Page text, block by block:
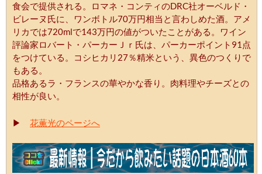
食会で提供される。ロマネ・コンティのDRC社オーベルド・
ビレーヌ氏に、ワンボトル70万円相当と言わしめた酒。アメ
リカでは720mlで143万円の値がついたことがある。ワイン
評論家ロバート・パーカーＪｒ氏は、パーカーポイント91点
をつけている。コシヒカリ27％精米という、異色のつくりで
もある。
品格あるラ・フランスの華やかな香り。肉料理やチーズとの
相性が良い。
▶ 花薫光のページへ